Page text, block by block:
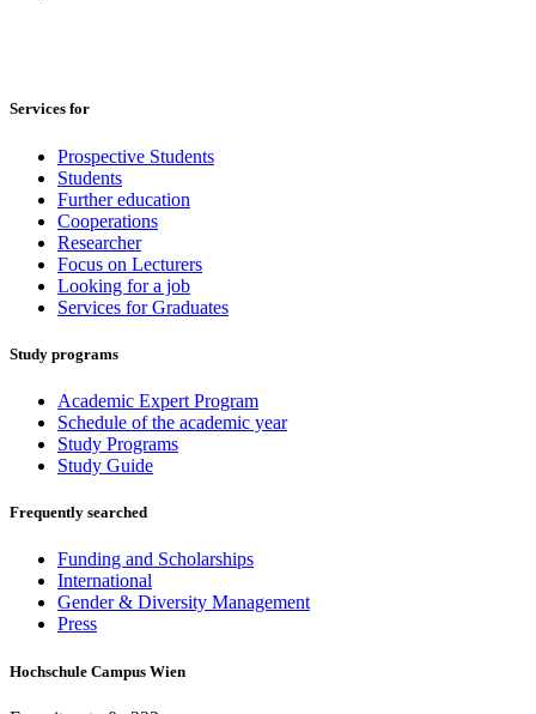
Services for
Prospective Students
Students
Further education
Cooperations
Researcher
Focus on Lecturers
Looking for a job
Services for Graduates
Study programs
Academic Expert Program
Schedule of the academic year
Study Programs
Study Guide
Frequently searched
Funding and Scholarships
International
Gender & Diversity Management
Press
Hochschule Campus Wien